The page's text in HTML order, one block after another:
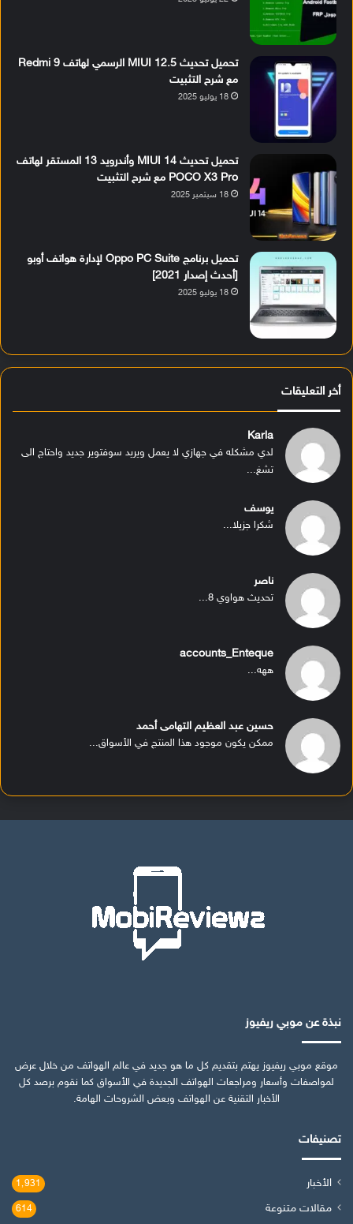
تحميل تحديث MIUI 12.5 الرسمي لهاتف Redmi 9
مع شرح التثبيت
18 يوليو 2025
تحميل تحديث MIUI 14 وأندرويد 13 المستقر لهاتف
POCO X3 Pro مع شرح التثبيت
18 سبتمبر 2025
تحميل برنامج Oppo PC Suite لإدارة هواتف أوبو
[أحدث إصدار 2021]
18 يوليو 2025
أخر التعليقات
Karla
لدي مشكله في جهازي لا يعمل ويريد سوفتوير جديد واحتاج الى
تشغ...
يوسف
شكرا جزيلا...
ناصر
تحديث هواوي 8...
accounts_Enteque
ههه...
حسين عبد العظيم التهامى أحمد
ممكن يكون موجود هذا المنتج في الأسواق...
نبذة عن موبي ريفيوز
موقع موبي ريفيوز يهتم بتقديم كل ما هو جديد في عالم الهواتف من خلال عرض
لمواصفات وأسعار ومراجعات الهواتف الجديدة في الأسواق كما نقوم برصد كل
الأخبار التقنية عن الهواتف وبعض الشروحات الهامة.
تصنيفات
الأخبار 1٬931
مقالات متنوعة 614